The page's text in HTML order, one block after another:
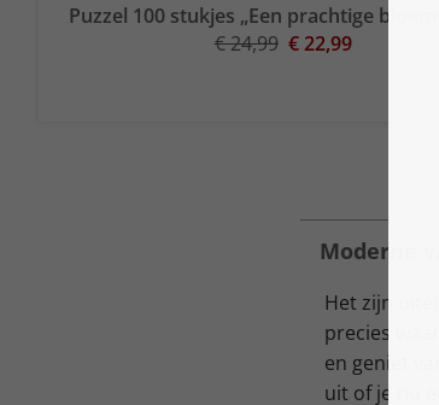
Puzzel 100 stukjes „Een prachtige
€ 24,99 € 22,99
Moderne
Het zijn
precies
en geniet
uit of je nu